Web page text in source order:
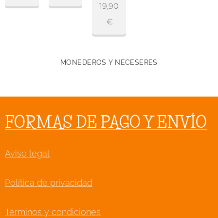
19,90
€
MONEDEROS Y NECESERES
FORMAS DE PAGO Y ENVÍO
Aviso legal
Política de privacidad
Términos y condiciones